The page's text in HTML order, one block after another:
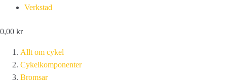
Verkstad
0,00 kr
Allt om cykel
Cykelkomponenter
Bromsar